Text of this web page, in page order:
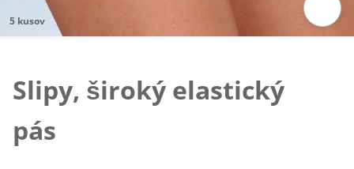
5 kusov
Slipy, široký elastický
pás